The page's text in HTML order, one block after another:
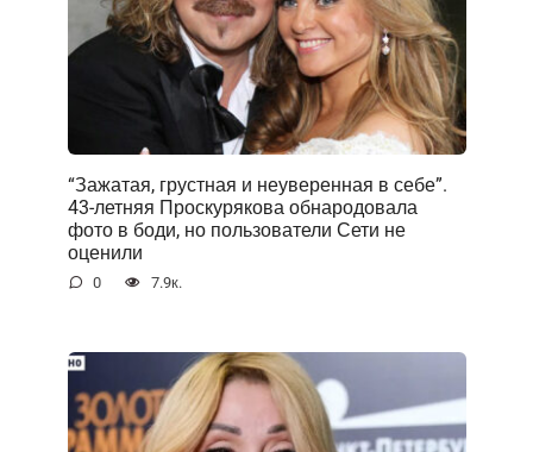
“Зажатая, грустная и неуверенная в себе”.
43-летняя Проскурякова обнародовала
фото в боди, но пользователи Сети не
оценили
0 7.9к.